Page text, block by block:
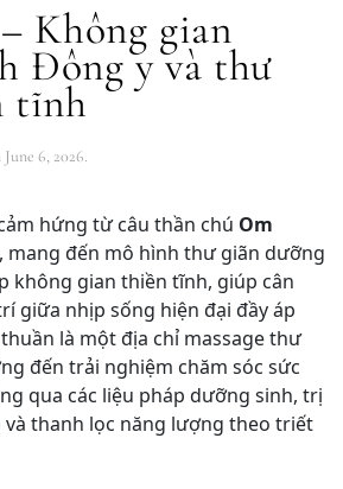
Không gian
Đông y và thư
tĩnh
June 6, 2026.
hứng từ câu thần chú Om
, mang đến mô hình thư giãn dưỡng
không gian thiền tĩnh, giúp cân
giữa nhịp sống hiện đại đầy áp
là một địa chỉ massage thư
đến trải nghiệm chăm sóc sức
qua các liệu pháp dưỡng sinh, trị
thanh lọc năng lượng theo triết